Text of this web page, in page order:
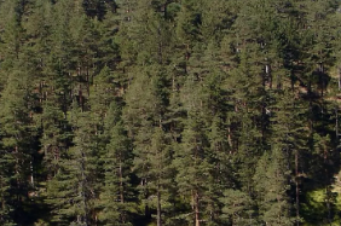
BIZKOLEGIJUM
BMW BIZNIS LIGA
BIZLIFE WEEK
IZJAVA GODINE
BIZLIFE WEEK
IZJAVA GODINE